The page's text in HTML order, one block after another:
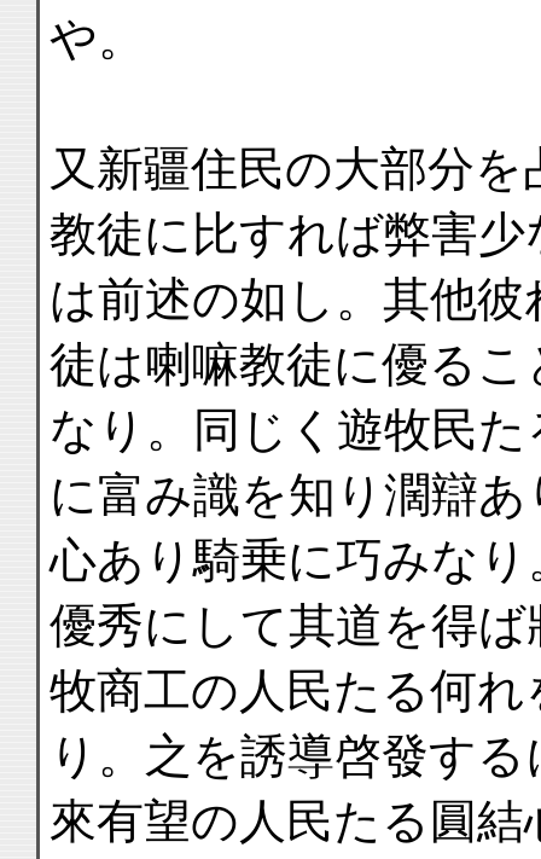
や。
又新疆住民の大部分
教徒に比すれば弊害少
は前述の如し。其他
徒は喇嘛教徒に優るこ
なり。同じく遊牧民
に富み識を知り濶辯あ
心あり騎乗に巧みな
優秀にして其道を得ば
牧商工の人民たる何
り。之を誘導啓發する
來有望の人民たる圓